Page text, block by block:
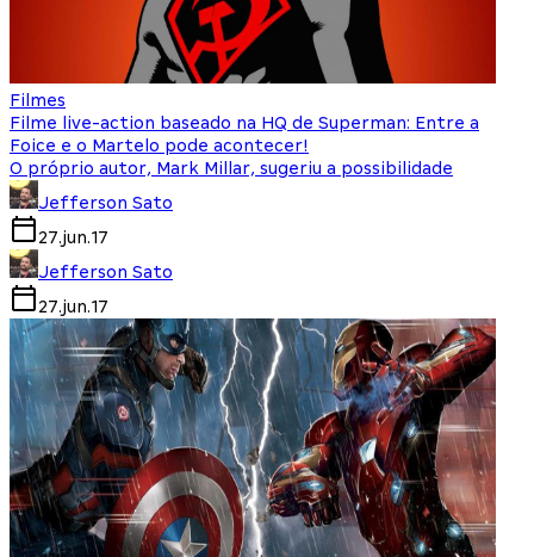
Filmes
Filme live-action baseado na HQ de Superman: Entre a
Foice e o Martelo pode acontecer!
O próprio autor, Mark Millar, sugeriu a possibilidade
Jefferson Sato
27.jun.17
Jefferson Sato
27.jun.17